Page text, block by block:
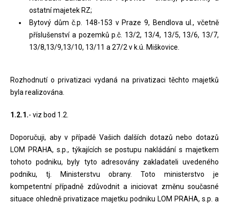
ostatní majetek RZ;
Bytový dům č.p. 148-153 v Praze 9, Bendlova ul., včetně
příslušenství a pozemků p.č. 13/2, 13/4, 13/5, 13/6, 13/7,
13/8,13/9,13/10, 13/11 a 27/2 v k.ú. Miškovice.
Rozhodnutí o privatizaci vydaná na privatizaci těchto majetků
byla realizována.
1.2.1.- viz bod 1.2.
Doporučuji, aby v případě Vašich dalších dotazů nebo dotazů
LOM PRAHA, s.p., týkajících se postupu nakládání s majetkem
tohoto podniku, byly tyto adresovány zakladateli uvedeného
podniku, tj. Ministerstvu obrany. Toto ministerstvo je
kompetentní případně zdůvodnit a iniciovat změnu současné
situace ohledně privatizace majetku podniku LOM PRAHA, s.p. a